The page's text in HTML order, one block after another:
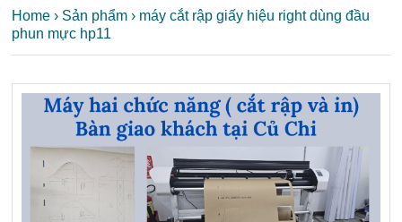
Home › Sản phẩm › máy cắt rập giấy hiệu right dùng đầu
phun mực hp11